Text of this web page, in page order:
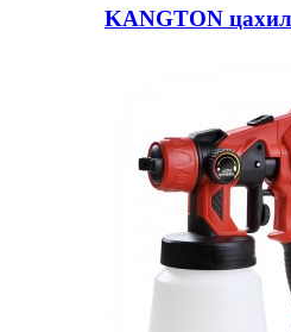
KANGTON